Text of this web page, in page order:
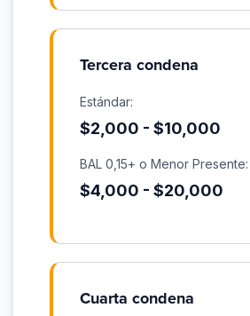
Tercera condena
Estándar:
$2,000 - $10,000
BAL 0,15+ o Menor Presente:
$4,000 - $20,000
Cuarta condena